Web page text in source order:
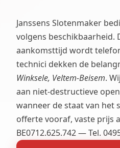
Janssens Slotenmaker
volgens beschikbaarheid.
aankomsttijd wordt
technici dekken de
Winksele, Veltem-Beisem.
aan niet-destructieve
wanneer de staat van het
offerte vooraf, vaste prijs
BE0712.625.742 — Tel.